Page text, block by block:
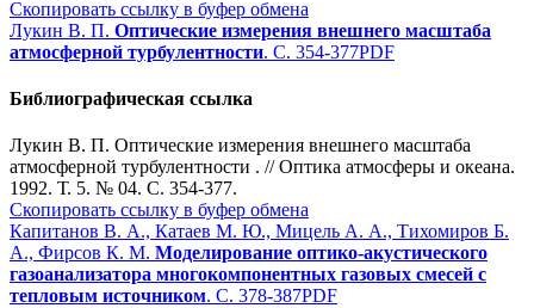
Скопировать ссылку в буфер обмена
Лукин В. П. Оптические измерения внешнего масштаба
атмосферной турбулентности. С. 354-377PDF
Библиографическая ссылка
Лукин В. П. Оптические измерения внешнего масштаба
атмосферной турбулентности . // Оптика атмосферы и океана.
1992. Т. 5. № 04. С. 354-377.
Скопировать ссылку в буфер обмена
Капитанов В. А., Катаев М. Ю., Мицель А. А., Тихомиров Б.
А., Фирсов К. М. Моделирование оптико-акустического
газоанализатора многокомпонентных газовых смесей с
тепловым источником. С. 378-387PDF